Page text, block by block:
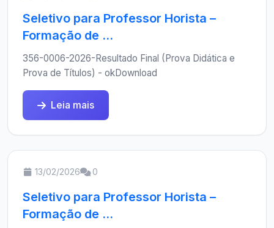
Seletivo para Professor Horista –
Formação de ...
356-0006-2026-Resultado Final (Prova Didática e
Prova de Títulos) - okDownload
Leia mais
13/02/2026 0
Seletivo para Professor Horista –
Formação de ...